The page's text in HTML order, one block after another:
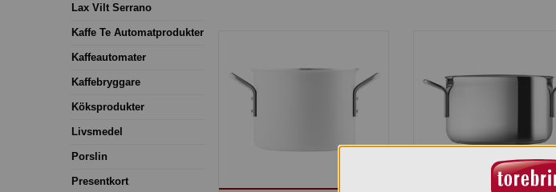
Lax Vilt Serrano
Kaffe Te Automatprodukter
Kaffeautomater
Kaffebryggare
Köksprodukter
Livsmedel
Porslin
Presentkort